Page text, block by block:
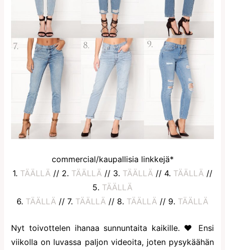
commercial/kaupallisia linkkejä*
1. TÄÄLLÄ // 2. TÄÄLLÄ // 3. TÄÄLLÄ // 4. TÄÄLLÄ //
5. TÄÄLLÄ
6. TÄÄLLÄ // 7. TÄÄLLÄ // 8. TÄÄLLÄ // 9. TÄÄLLÄ
Nyt toivottelen ihanaa sunnuntaita kaikille. ♥ Ensi
viikolla on luvassa paljon videoita, joten pysykäähän